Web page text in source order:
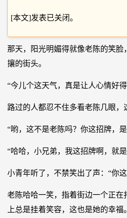
[本文]发表已关闭。
那天，阳光明媚得就像老陈的笑
攘的街头。
“今儿个这天气，真是让人心情好
路过的人都忍不住多看老陈几眼，
“哟，这不是老陈吗？你这招牌，
“哈哈，小兄弟，我这招牌啊，就
小青年听了，不禁笑出了声：“你
老陈哈哈一笑，指着街边一个正
上总是挂着笑容，这也是她的幸福